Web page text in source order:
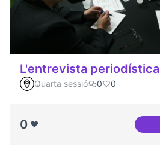
L'entrevista periodística
Quarta sessió 0 0
0 ❤️